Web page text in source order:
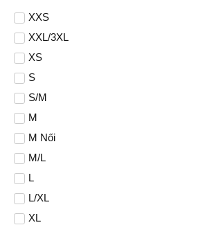
XXS
XXL/3XL
XS
S
S/M
M
M Női
M/L
L
L/XL
XL